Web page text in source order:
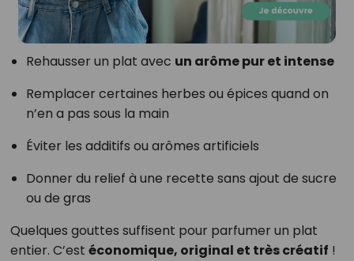
Rehausser un plat avec un arôme pur et intense
Remplacer certaines herbes ou épices quand on
n’en a pas sous la main
Éviter les additifs ou arômes artificiels
Donner du relief à une recette sans ajout de sucre
ou de gras
Quelques gouttes suffisent pour parfumer un plat
entier. C’est économique, original et très créatif !